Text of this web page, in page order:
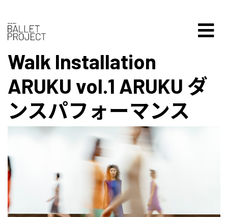
Walk Installation
ARUKU vol.1 ARUKU ダ
ンスパフォーマンス